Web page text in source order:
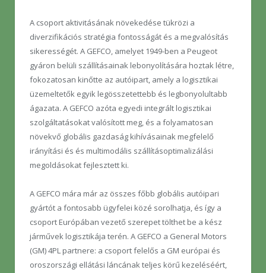
A csoport aktivitásának növekedése tükrözi a
diverzifikációs stratégia fontosságát és a megvalósítás
sikerességét. A GEFCO, amelyet 1949-ben a Peugeot
gyáron belüli szállításainak lebonyolítására hoztak létre,
fokozatosan kinőtte az autóipart, amely a logisztikai
üzemeltetők egyik legösszetettebb és legbonyolultabb
ágazata. A GEFCO azóta egyedi integrált logisztikai
szolgáltatásokat valósított meg, és a folyamatosan
növekvő globális gazdaság kihívásainak megfelelő
irányítási és és multimodális szállításoptimalizálási
megoldásokat fejlesztett ki.
A GEFCO mára már az összes főbb globális autóipari
gyártót a fontosabb ügyfelei közé sorolhatja, és így a
csoport Európában vezető szerepet tölthet be a kész
járművek logisztikája terén. A GEFCO a General Motors
(GM) 4PL partnere: a csoport felelős a GM európai és
oroszországi ellátási láncának teljes körű kezeléséért,